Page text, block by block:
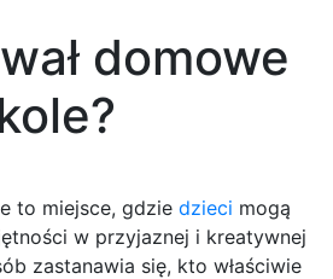
domowe
to miejsce, gdzie dzieci mogą
w przyjaznej i kreatywnej
zastanawia się, kto właściwie